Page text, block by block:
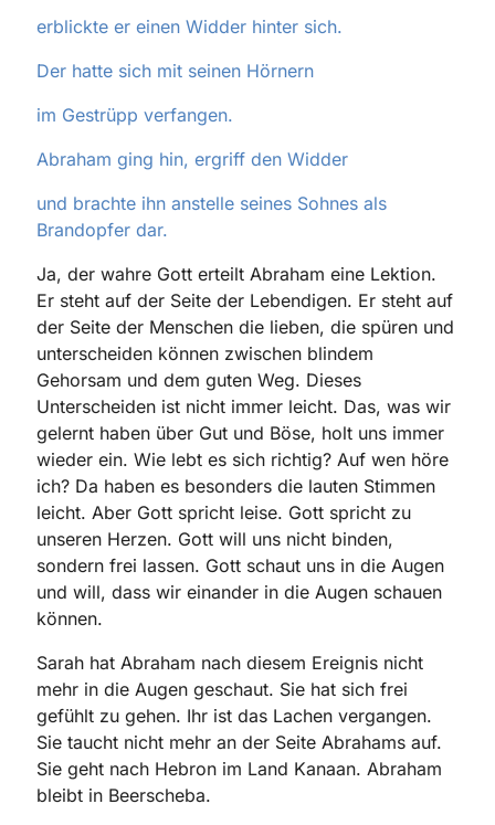
erblickte er einen Widder hinter sich.
Der hatte sich mit seinen Hörnern
im Gestrüpp verfangen.
Abraham ging hin, ergriff den Widder
und brachte ihn anstelle seines Sohnes als
Brandopfer dar.
Ja, der wahre Gott erteilt Abraham eine Lektion.
Er steht auf der Seite der Lebendigen. Er steht auf
der Seite der Menschen die lieben, die spüren und
unterscheiden können zwischen blindem
Gehorsam und dem guten Weg. Dieses
Unterscheiden ist nicht immer leicht. Das, was wir
gelernt haben über Gut und Böse, holt uns immer
wieder ein. Wie lebt es sich richtig? Auf wen höre
ich? Da haben es besonders die lauten Stimmen
leicht. Aber Gott spricht leise. Gott spricht zu
unseren Herzen. Gott will uns nicht binden,
sondern frei lassen. Gott schaut uns in die Augen
und will, dass wir einander in die Augen schauen
können.
Sarah hat Abraham nach diesem Ereignis nicht
mehr in die Augen geschaut. Sie hat sich frei
gefühlt zu gehen. Ihr ist das Lachen vergangen.
Sie taucht nicht mehr an der Seite Abrahams auf.
Sie geht nach Hebron im Land Kanaan. Abraham
bleibt in Beerscheba.